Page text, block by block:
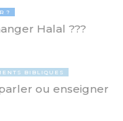
?
Halal ???
BIBLIQUES
ou enseigner